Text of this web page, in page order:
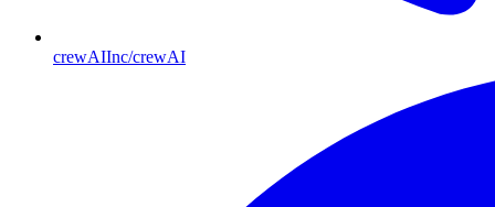
crewAIInc/crewAI